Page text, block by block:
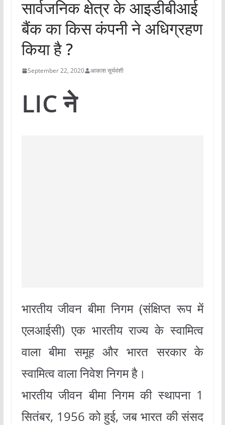
सार्वजनिक क्षेत्र के आइडीबीआई
बैंक का किस कंपनी ने अधिग्रहण
किया है ?
September 22, 2020 आकाश सूर्यवंशी
LIC ने
भारतीय जीवन बीमा निगम (संक्षिप्त रूप में
एलआईसी) एक भारतीय राज्य के स्वामित्व
वाला बीमा समूह और भारत सरकार के
स्वामित्व वाला निवेश निगम है।
भारतीय जीवन बीमा निगम की स्थापना 1
सितंबर, 1956 को हुई, जब भारत की संसद